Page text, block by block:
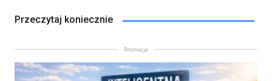
Przeczytaj koniecznie
Promocja